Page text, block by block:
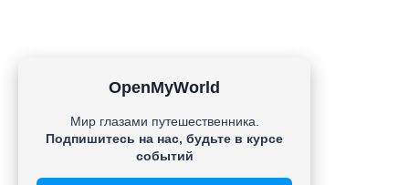
© 2025-2026 OpenMyWorld
Все права защищены
Контакты|Помочь
OpenMyWorld
Мир глазами путешественника.
Подпишитесь на нас, будьте в курсе
событий